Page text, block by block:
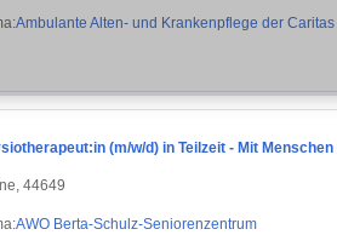
Ambulante Alten- und Krankenpflege der Caritas
(m/w/d) in Teilzeit - Mit
44649
AWO Berta-Schulz-Seniorenzentrum